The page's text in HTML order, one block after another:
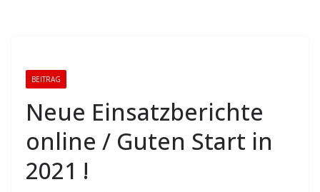
BEITRAG
Neue Einsatzberichte
online / Guten Start in
2021 !